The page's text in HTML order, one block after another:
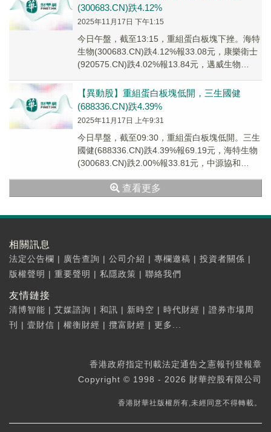
(300683.CN)跌4.12%
2025年11月17日 下午1:15
今日午盤，截至13:15，重組蛋白板塊下挫。海特
生物(300683.CN)跌4.12%報33.08元，康樂衛士
(920575.CN)跌4.02%報13.84元，邁威生物
【異動股】重組蛋白板塊低開，三生國健
(688336.CN)跌4.39%
2025年11月17日 上午9:31
今日早盤，截至09:30，重組蛋白板塊低開。三生
國健(688336.CN)跌4.39%報69.19元，海特生物
(300683.CN)跌2.00%報33.81元，中源協和
查看更多
相關訊息
法定公告欄 | 廣告查詢 | 公司介紹 | 專欄邀稿 | 投資者關係 |
版權聲明 | 重要聲明 | 私隱政策 | 聯絡我們
友情鏈接
清博智能 | 艾媒諮詢 | 和訊 | 新時空 | 時代財經 | 證券市場周
刊
| 壹財信 | 權衡財經 | 攬富財經 | 更多...
香港政府指定刊載法定通告之憲報刊登報章
Copyright © 1998 - 2026 財華控股有限公司
香港財華社版權所有,未經同意不得轉載。